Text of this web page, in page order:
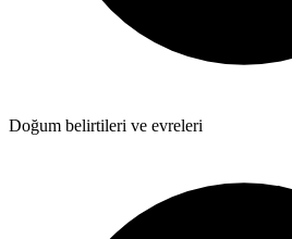
Doğum belirtileri ve evreleri